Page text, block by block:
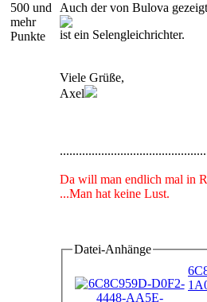
500 und
mehr
Punkte
Auch der von Bulova
ist ein Selengleichrichter.
Viele Grüße,
Axel
Da will man endlich mal in
...Man hat keine Lust.
Datei-Anhänge